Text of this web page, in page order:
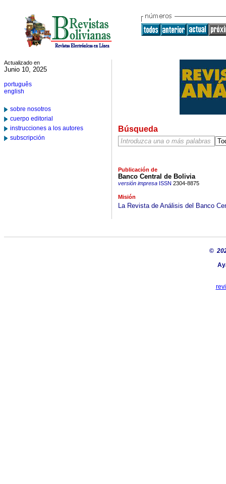
Actualizado en
Junio 10, 2025
português
english
sobre nosotros
cuerpo editorial
instrucciones a los autores
subscripción
Búsqueda
Publicación de
Banco Central de Bolivia
versión impresaISSN 2304-8875
Misión
La Revista de Análisis del Banco
©